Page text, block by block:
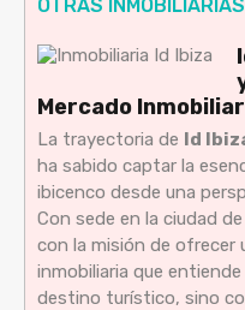
OTRAS
Mercado
La trayectoria de Id
ha sabido captar la
ibicenco desde una
Con sede en la ciudad
con la misión de ofrecer
inmobiliaria que
destino turístico, sino